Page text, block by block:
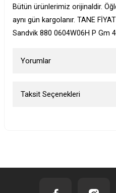
Bütün ürünlerimiz orijinaldir.
aynı gün kargolanır. TANE
Sandvik 880 0604W06H P Gm
Yorumlar
Taksit Seçenekleri